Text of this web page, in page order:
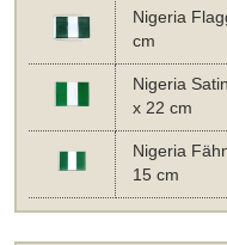
Nigeria
cm
Nigeria
x 22 cm
Nigeria
15 cm